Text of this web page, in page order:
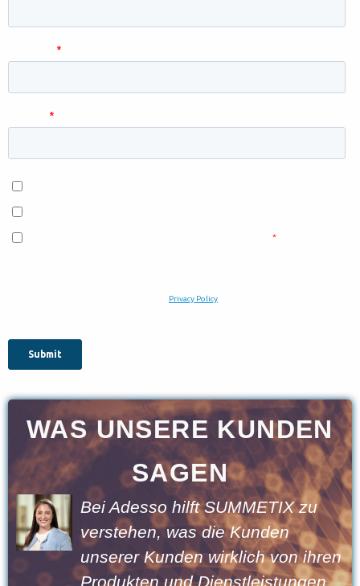
WAS UNSERE KUNDEN
SAGEN
Zusammen mit SUMMETIX
bringen wir modernste KI-
Technologie zu unseren
Das große Sprachmodell und